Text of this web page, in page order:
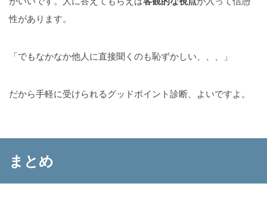
性があります。
「でもなかなか他人に直接聞くのも恥ずかしい、、、」
だから手軽に受けられるグッドポイント診断、よいですよ。
まとめ